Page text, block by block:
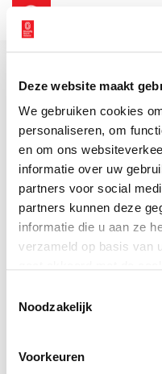
Deze website maakt
We gebruiken cookies
personaliseren, om
en om ons
informatie over uw
partners voor social
partners kunnen deze
informatie die u aan ze
verzameld op basis van
Noodzakelijk
Voorkeuren